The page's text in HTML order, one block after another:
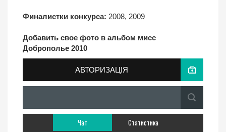
Финалистки конкурса: 2008, 2009
Добавить свое фото в альбом мисс
Доброполье 2010
АВТОРИЗАЦІЯ
Чат
Статистика